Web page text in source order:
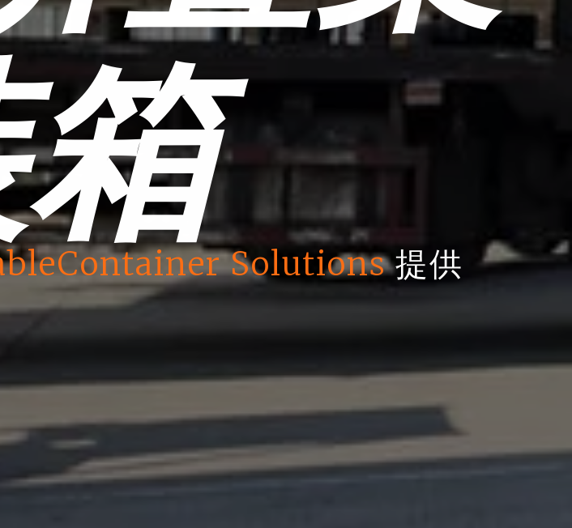
Solutions提供